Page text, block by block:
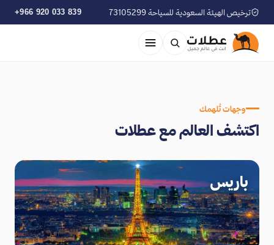
ترخيص الهيئة السعودية للسياحة 73105299 +966 920 033 839
وجهات تُلهمك
اكتشف العالم مع عطلات
باريس